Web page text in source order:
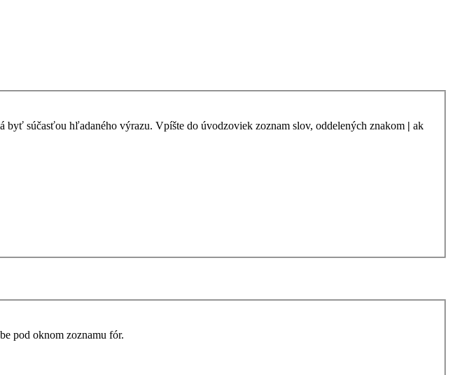
byť súčasťou hľadaného výrazu. Vpíšte do úvodzoviek zoznam slov, oddelených znakom | ak
pod oknom zoznamu fór.